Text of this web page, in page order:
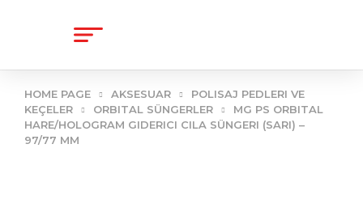
HOME PAGE AKSESUAR
POLISAJ PEDLERI VE
KEÇELER
ORBITAL SÜNGERLER
MG PS ORBITAL
HARE/HOLOGRAM GIDERICI CILA SÜNGERI (SARI) –
97/77 MM